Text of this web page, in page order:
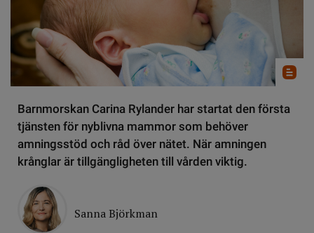
Barnmorskan Carina Rylander har startat den första
tjänsten för nyblivna mammor som behöver
amningsstöd och råd över nätet. När amningen
krånglar är tillgängligheten till vården viktig.
Sanna Björkman